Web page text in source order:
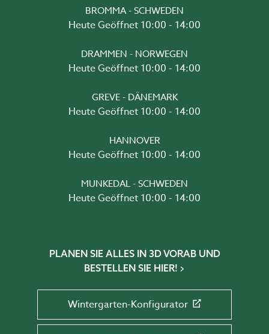
BROMMA - SCHWEDEN
Heute Geöffnet 10:00 - 14:00
DRAMMEN - NORWEGEN
Heute Geöffnet 10:00 - 14:00
GREVE - DÄNEMARK
Heute Geöffnet 10:00 - 14:00
HANNOVER
Heute Geöffnet 10:00 - 14:00
MUNKEDAL - SCHWEDEN
Heute Geöffnet 10:00 - 14:00
PLANEN SIE ALLES IN 3D VORAB UND
BESTELLEN SIE HIER!
Wintergarten-Konfigurator